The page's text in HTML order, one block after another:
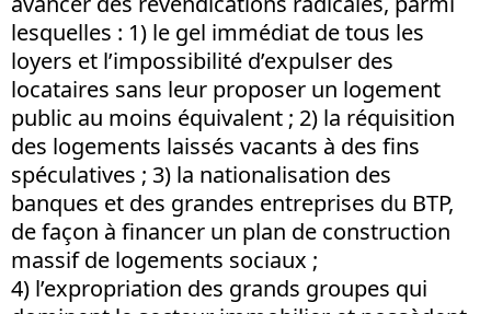
lesquelles : 1) le gel immédiat de tous les
loyers et l’impossibilité d’expulser des
locataires sans leur proposer un logement
public au moins équivalent ; 2) la réquisition
des logements laissés vacants à des fins
spéculatives ; 3) la nationalisation des
banques et des grandes entreprises du BTP,
de façon à financer un plan de construction
massif de logements sociaux ;
4) l’expropriation des grands groupes qui